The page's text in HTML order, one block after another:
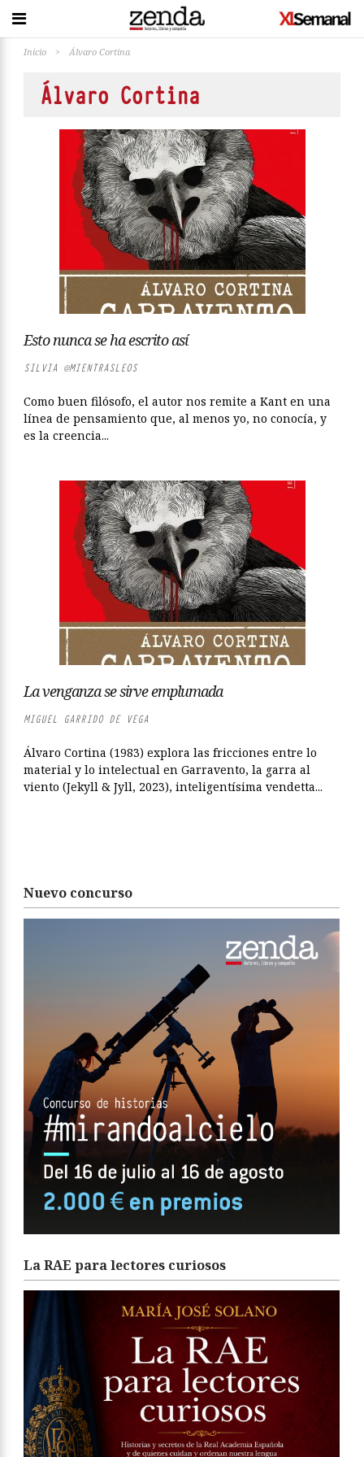
Inicio > Álvaro Cortina
Álvaro Cortina
Esto nunca se ha escrito así
SILVIA @MIENTRASLEOS
Como buen filósofo, el autor nos remite a Kant en una
línea de pensamiento que, al menos yo, no conocía, y
es la creencia...
La venganza se sirve emplumada
MIGUEL GARRIDO DE VEGA
Álvaro Cortina (1983) explora las fricciones entre lo
material y lo intelectual en Garravento, la garra al
viento (Jekyll & Jyll, 2023), inteligentísima vendetta...
Nuevo concurso
La RAE para lectores curiosos